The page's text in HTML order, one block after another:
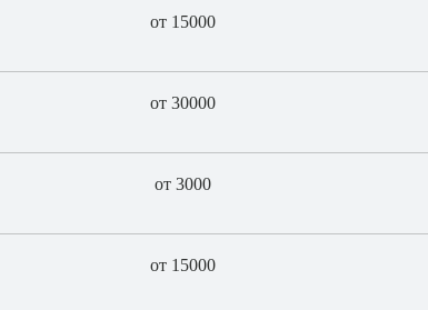
от 15000
от 30000
от 3000
от 15000